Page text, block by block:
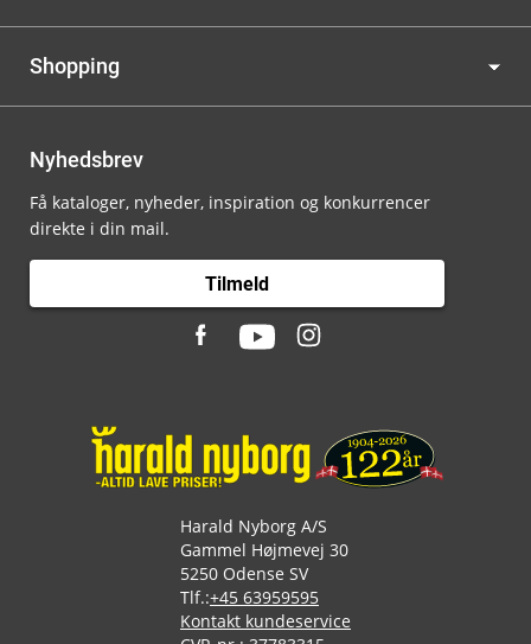
Shopping
Nyhedsbrev
Få kataloger, nyheder, inspiration og konkurrencer
direkte i din mail.
Tilmeld
Harald Nyborg A/S
Gammel Højmevej 30
5250 Odense SV
Tlf.:+45 63959595
Kontakt kundeservice